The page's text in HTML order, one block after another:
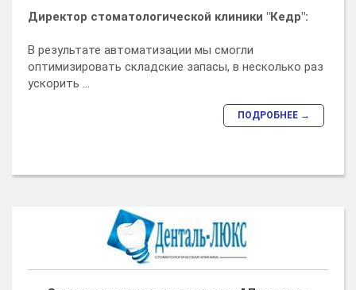
Директор стоматологической клиники "Кедр":
В результате автоматизации мы смогли
оптимизировать складские запасы, в несколько раз
ускорить ...
ПОДРОБНЕЕ →